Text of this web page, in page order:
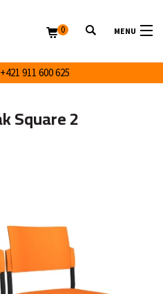
MENU
911 600 625
0
Square 2